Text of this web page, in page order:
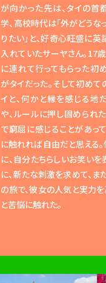
が向かった先は、タイの首
学、高校時代は「外がどうな
りたい」と、好奇心旺盛に
入れていたサーヤさん。17
に連れて行ってもらった初
がタイだった。そして初め
イと、何かと縁を感じる地
や、ルールに押し固められ
で窮屈に感じることがあっ
に触れれば自由だと思える
に、自分たちらしいお笑い
に、新たな刺激を求めて、ま
の旅で、彼女の人気と実力
と苦悩に触れた。